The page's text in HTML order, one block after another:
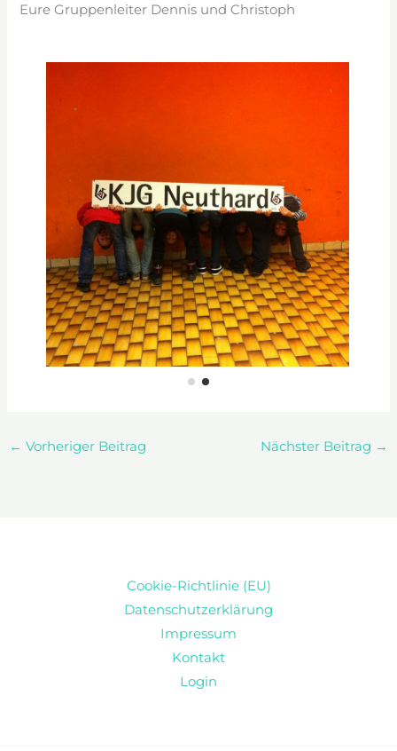
Eure Gruppenleiter Dennis und Christoph
← Vorheriger Beitrag Nächster Beitrag →
Cookie-Richtlinie (EU)
Datenschutzerklärung
Impressum
Kontakt
Login